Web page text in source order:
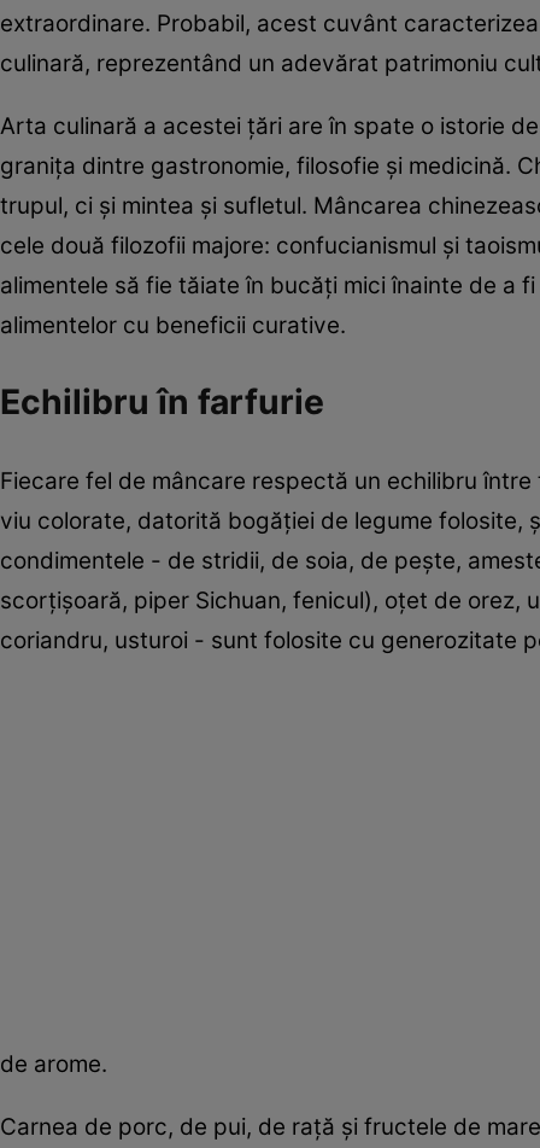
extraordinare. Probabil, acest cuvânt
culinară, reprezentând un adevărat patrimoniu
Arta culinară a acestei ţări are în spate o istorie
graniţa dintre gastronomie, filosofie şi medicină.
trupul, ci şi mintea şi sufletul. Mâncarea
cele două filozofii majore: confucianismul şi
alimentele să fie tăiate în bucăţi mici înainte de a
alimentelor cu beneficii curative.
Echilibru în farfurie
Fiecare fel de mâncare respectă un echilibru
viu colorate, datorită bogăţiei de legume folosite,
condimentele - de stridii, de soia, de peşte,
scorţişoară, piper Sichuan, fenicul), oţet de orez,
coriandru, usturoi - sunt folosite cu generozitate
de arome.
Carnea de porc, de pui, de raţă şi fructele de